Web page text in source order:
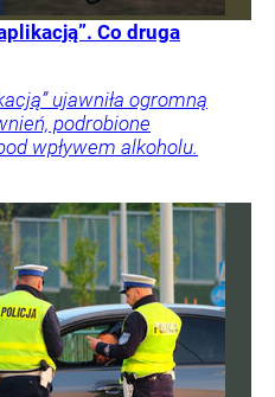
Co druga
ujawniła ogromną
podrobione
wpływem alkoholu.